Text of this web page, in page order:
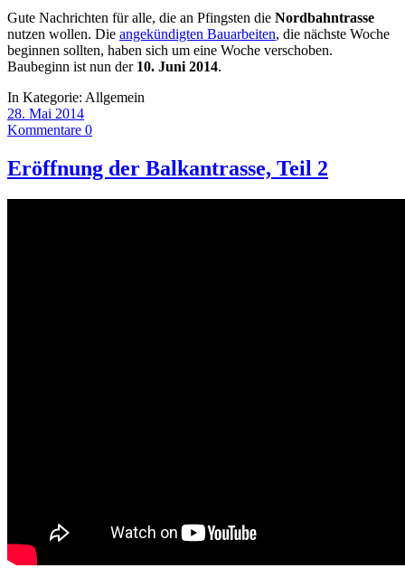
Gute Nachrichten für alle, die an Pfingsten die Nordbahntrasse
nutzen wollen. Die angekündigten Bauarbeiten, die nächste Woche
beginnen sollten, haben sich um eine Woche verschoben.
Baubeginn ist nun der 10. Juni 2014.
In Kategorie: Allgemein
28. Mai 2014
Kommentare 0
Eröffnung der Balkantrasse, Teil 2